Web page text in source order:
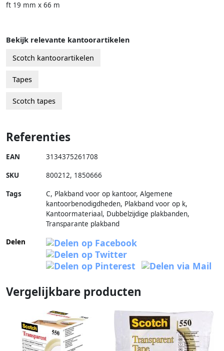
ft 19 mm x 66 m
Bekijk relevante kantoorartikelen
Scotch kantoorartikelen
Tapes
Scotch tapes
Referenties
EAN 3134375261708
SKU 800212, 1850666
Tags
C, Plakband voor op kantoor, Algemene
kantoorbenodigdheden, Plakband voor op k,
Kantoormateriaal, Dubbelzijdige plakbanden,
Transparante plakband
Delen
Vergelijkbare producten